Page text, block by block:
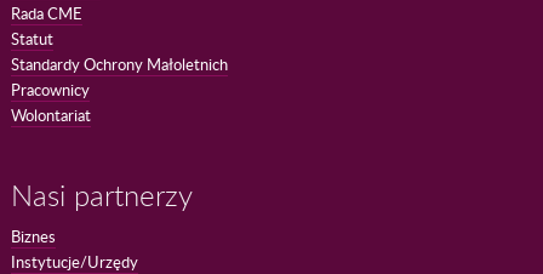
Rada CME
Statut
Standardy Ochrony Małoletnich
Pracownicy
Wolontariat
Nasi partnerzy
Biznes
Instytucje/Urzędy